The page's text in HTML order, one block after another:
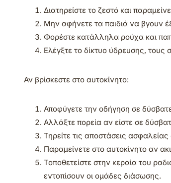
Διατηρείστε το ζεστό και
Μην αφήνετε τα παιδιά να βγουν
Φορέστε κατάλληλα ρούχα και
Ελέγξτε το δίκτυο ύδρευσης,
Αν βρίσκεστε στο αυτοκίνητο:
Αποφύγετε την οδήγηση σε
Αλλάξτε πορεία αν είστε σε
Τηρείτε τις αποστάσεις
Παραμείνετε στο αυτοκίνητο αν
Τοποθετείστε στην κεραία του
εντοπίσουν οι ομάδες διάσωσης.